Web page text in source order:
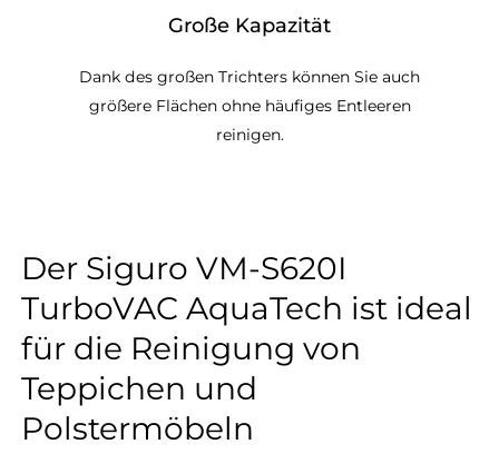
Große Kapazität
Dank des großen Trichters können Sie auch
größere Flächen ohne häufiges Entleeren
reinigen.
Der Siguro VM-S620I
TurboVAC AquaTech ist ideal
für die Reinigung von
Teppichen und
Polstermöbeln